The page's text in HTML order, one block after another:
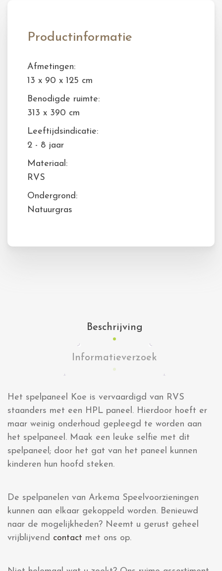
Productinformatie
Afmetingen:
13 x 90 x 125 cm
Benodigde ruimte:
313 x 390 cm
Leeftijdsindicatie:
2 - 8 jaar
Materiaal:
RVS
Ondergrond:
Natuurgras
Beschrijving
Informatieverzoek
Het spelpaneel Koe is vervaardigd van RVS
staanders met een HPL paneel. Hierdoor hoeft er
maar weinig onderhoud gepleegd te worden aan
het spelpaneel. Maak een leuke selfie met dit
spelpaneel; door het gat van het paneel kunnen
kinderen hun hoofd steken.
De spelpanelen van Arkema Speelvoorzieningen
kunnen aan elkaar gekoppeld worden. Benieuwd
naar de mogelijkheden? Neemt u gerust geheel
vrijblijvend contact met ons op.